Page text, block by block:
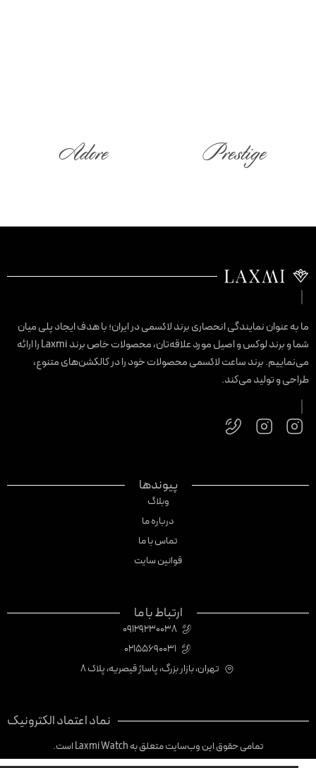
Prestige
Adore
به عنوان نمایندگی انحصاری برند لاکسمی در ایران؛ با هدف ایجاد پلی میان
شما و برند لوکس و اصیل مورد علاقه‌تان، محصولات خاص برند Laxmi را ارائه
برند ساعت لاکسمی محصولات خود را در کالکشن‌های متنوع،
و تولید می‌کند.
پیوندها
وبلاگ
درباره ما
تماس با ما
قوانین سایت
ارتباط با ما
09129230038
02155690031
تهران، بازار بزرگ، پاساژ قیصریه، پلاک 8
نماد اعتماد الکترونیک
تمامی حقوق این وب‌سایت متعلق به Laxmi Watch است.